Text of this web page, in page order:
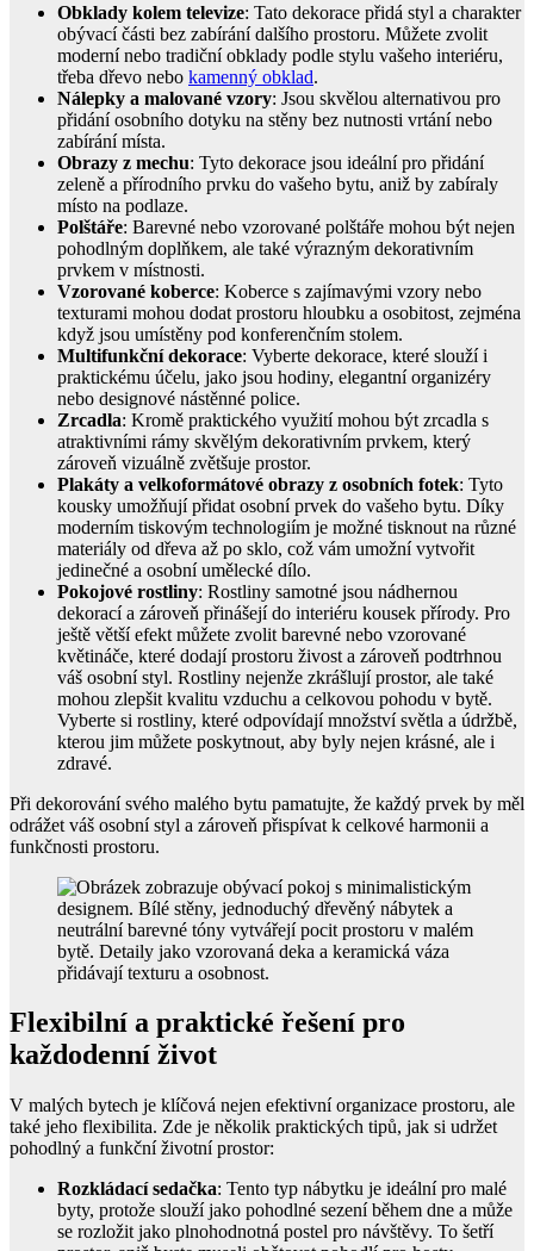
Obklady kolem televize: Tato dekorace přidá styl a charakter
obývací části bez zabírání dalšího prostoru. Můžete zvolit
moderní nebo tradiční obklady podle stylu vašeho interiéru,
třeba dřevo nebo kamenný obklad.
Nálepky a malované vzory: Jsou skvělou alternativou pro
přidání osobního dotyku na stěny bez nutnosti vrtání nebo
zabírání místa.
Obrazy z mechu: Tyto dekorace jsou ideální pro přidání
zeleně a přírodního prvku do vašeho bytu, aniž by zabíraly
místo na podlaze.
Polštáře: Barevné nebo vzorované polštáře mohou být nejen
pohodlným doplňkem, ale také výrazným dekorativním
prvkem v místnosti.
Vzorované koberce: Koberce s zajímavými vzory nebo
texturami mohou dodat prostoru hloubku a osobitost, zejména
když jsou umístěny pod konferenčním stolem.
Multifunkční dekorace: Vyberte dekorace, které slouží i
praktickému účelu, jako jsou hodiny, elegantní organizéry
nebo designové nástěnné police.
Zrcadla: Kromě praktického využití mohou být zrcadla s
atraktivními rámy skvělým dekorativním prvkem, který
zároveň vizuálně zvětšuje prostor.
Plakáty a velkoformátové obrazy z osobních fotek: Tyto
kousky umožňují přidat osobní prvek do vašeho bytu. Díky
moderním tiskovým technologiím je možné tisknout na různé
materiály od dřeva až po sklo, což vám umožní vytvořit
jedinečné a osobní umělecké dílo.
Pokojové rostliny: Rostliny samotné jsou nádhernou
dekorací a zároveň přinášejí do interiéru kousek přírody. Pro
ještě větší efekt můžete zvolit barevné nebo vzorované
květináče, které dodají prostoru živost a zároveň podtrhnou
váš osobní styl. Rostliny nejenže zkrášlují prostor, ale také
mohou zlepšit kvalitu vzduchu a celkovou pohodu v bytě.
Vyberte si rostliny, které odpovídají množství světla a údržbě,
kterou jim můžete poskytnout, aby byly nejen krásné, ale i
zdravé.
Při dekorování svého malého bytu pamatujte, že každý prvek by měl
odrážet váš osobní styl a zároveň přispívat k celkové harmonii a
funkčnosti prostoru.
Flexibilní a praktické řešení pro
každodenní život
V malých bytech je klíčová nejen efektivní organizace prostoru, ale
také jeho flexibilita. Zde je několik praktických tipů, jak si udržet
pohodlný a funkční životní prostor:
Rozkládací sedačka: Tento typ nábytku je ideální pro malé
byty, protože slouží jako pohodlné sezení během dne a může
se rozložit jako plnohodnotná postel pro návštěvy. To šetří